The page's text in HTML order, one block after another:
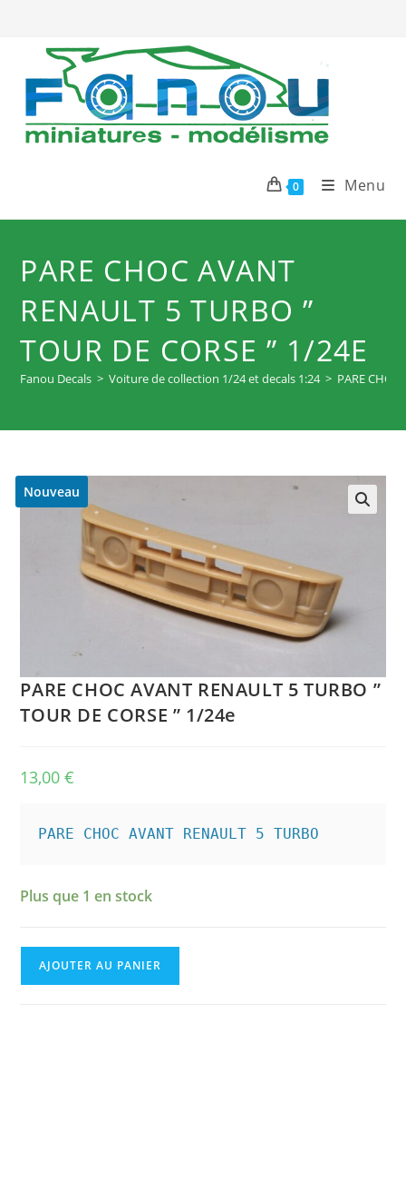
0 Menu
PARE CHOC AVANT
RENAULT 5 TURBO ”
TOUR DE CORSE ” 1/24E
Fanou Decals > Voiture de collection 1/24 et decals 1:24 > PARE CHOC
Nouveau
PARE CHOC AVANT RENAULT 5 TURBO ”
TOUR DE CORSE ” 1/24e
13,00€
PARE CHOC AVANT RENAULT 5 TURBO
Plus que 1 en stock
AJOUTER AU PANIER